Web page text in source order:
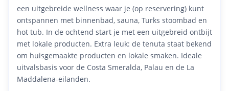
een uitgebreide wellness waar je (op reservering) kunt
ontspannen met binnenbad, sauna, Turks stoombad en
hot tub. In de ochtend start je met een uitgebreid ontbijt
met lokale producten. Extra leuk: de tenuta staat bekend
om huisgemaakte producten en lokale smaken. Ideale
uitvalsbasis voor de Costa Smeralda, Palau en de La
Maddalena-eilanden.